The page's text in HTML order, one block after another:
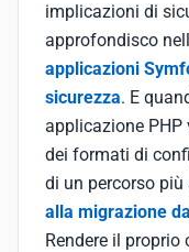
implicazioni di
approfondisco
applicazioni
sicurezza. E
applicazione PHP
dei formati di
di un percorso
alla migrazione
Rendere il